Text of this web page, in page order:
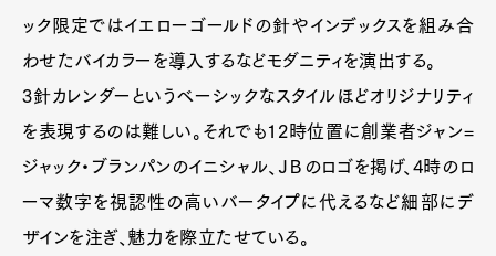
ック限定ではイエローゴールドの針やインデックスを組み合
わせたバイカラーを導入するなどモダニティを演出する。
3針カレンダーというベーシックなスタイルほどオリジナリティ
を表現するのは難しい。それでも12時位置に創業者ジャン=
ジャック・ブランパンのイニシャル、ＪＢのロゴを掲げ、4時のロ
ーマ数字を視認性の高いバータイプに代えるなど細部にデ
ザインを注ぎ、魅力を際立たせている。